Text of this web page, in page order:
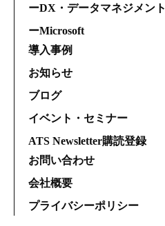
ーDX・データマネジメント
ーMicrosoft
導入事例
お知らせ
ブログ
イベント・セミナー
ATS Newsletter購読登録
お問い合わせ
会社概要
プライバシーポリシー